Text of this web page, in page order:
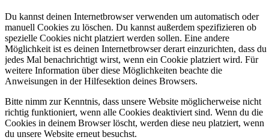
Du kannst deinen Internetbrowser verwenden um automatisch oder
manuell Cookies zu löschen. Du kannst außerdem spezifizieren ob
spezielle Cookies nicht platziert werden sollen. Eine andere
Möglichkeit ist es deinen Internetbrowser derart einzurichten, dass du
jedes Mal benachrichtigt wirst, wenn ein Cookie platziert wird. Für
weitere Information über diese Möglichkeiten beachte die
Anweisungen in der Hilfesektion deines Browsers.
Bitte nimm zur Kenntnis, dass unsere Website möglicherweise nicht
richtig funktioniert, wenn alle Cookies deaktiviert sind. Wenn du die
Cookies in deinem Browser löscht, werden diese neu platziert, wenn
du unsere Website erneut besuchst.